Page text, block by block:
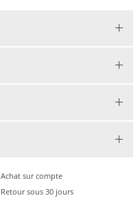
Achat sur compte
Retour sous 30 jours